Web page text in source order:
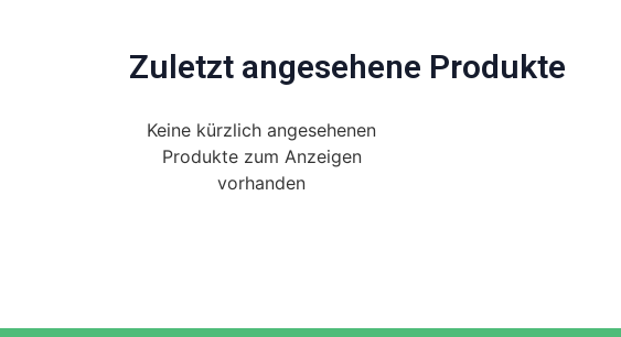
Zuletzt angesehene Produkte
Keine kürzlich angesehenen
Produkte zum Anzeigen
vorhanden